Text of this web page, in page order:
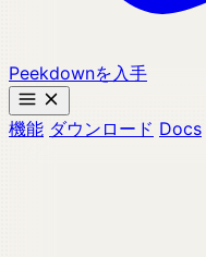
Peekdownを入手
機能 ダウンロード Docs